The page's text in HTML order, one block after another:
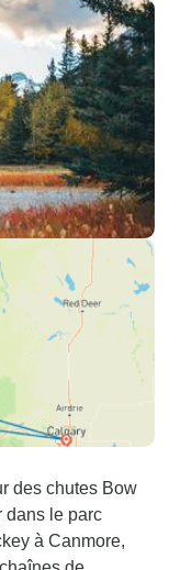
des chutes Bow
dans le parc
à Canmore,